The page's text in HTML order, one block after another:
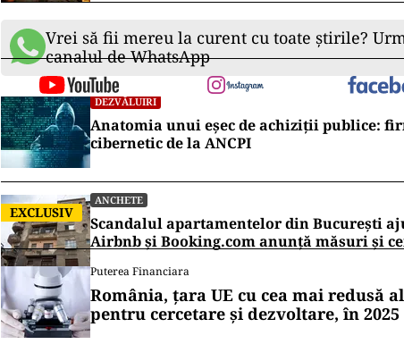
Împotriva acestei inițiative parlamentare au votat 33
PNL, opt de la UDMR și trei neafiliați. Practic, AUR
alegerea primarilor din două tururi, dar fără
Deputaților să decidă forma finală a acestui proiect
POLITICĂ
47%, PSD și PNL bat pasul pe loc la 16%
EXCLUSIV
POLITICĂ
Controversa alegerilor anticipate: există
constituționale? Hunor spune că da.